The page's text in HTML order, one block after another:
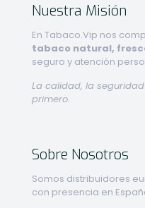
Nuestra Misión
En Tabaco.Vip nos
tabaco natural,
seguro y atención
La calidad, la
primero.
Sobre Nosotros
Somos distribuidores
con presencia en